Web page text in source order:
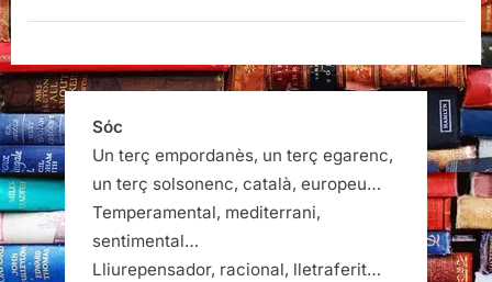
Sóc
Un terç empordanès, un terç egarenc,
un terç solsonenc, català, europeu…
Temperamental, mediterrani,
sentimental…
Lliurepensador, racional, lletraferit…